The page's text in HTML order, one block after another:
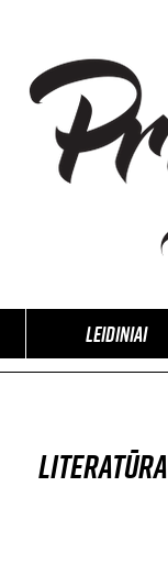
Leidiniai
Literatūra